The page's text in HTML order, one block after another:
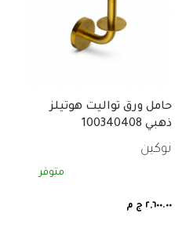
حامل ورق تواليت هوتيلز
ذهبي 100340408
نوكين
متوفر
٢,٦٠٠.٠٠ ج م